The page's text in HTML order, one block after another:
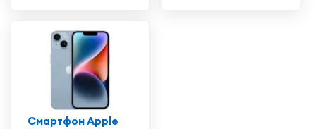
Смартфон Apple